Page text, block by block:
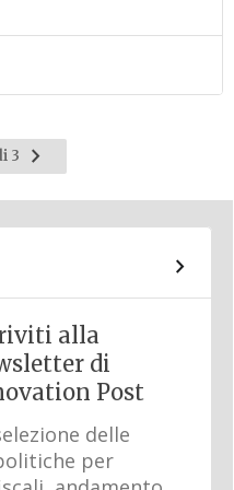
3
Pagina
successiva
alla
di
Post
delle
per